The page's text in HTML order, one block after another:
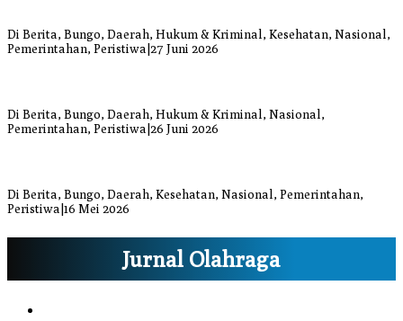
Di Berita, Bungo, Daerah, Hukum & Kriminal, Kesehatan, Nasional,
Pemerintahan, Peristiwa 27 Juni 2026
Di Berita, Bungo, Daerah, Hukum & Kriminal, Nasional,
Pemerintahan, Peristiwa 26 Juni 2026
Di Berita, Bungo, Daerah, Kesehatan, Nasional, Pemerintahan,
Peristiwa 16 Mei 2026
Jurnal Olahraga